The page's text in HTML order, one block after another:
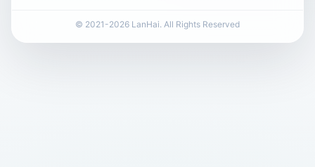
© 2021-2026 LanHai. All Rights Reserved